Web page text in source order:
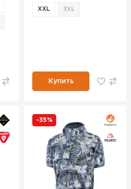
XXL 3XL
Купить
-35%